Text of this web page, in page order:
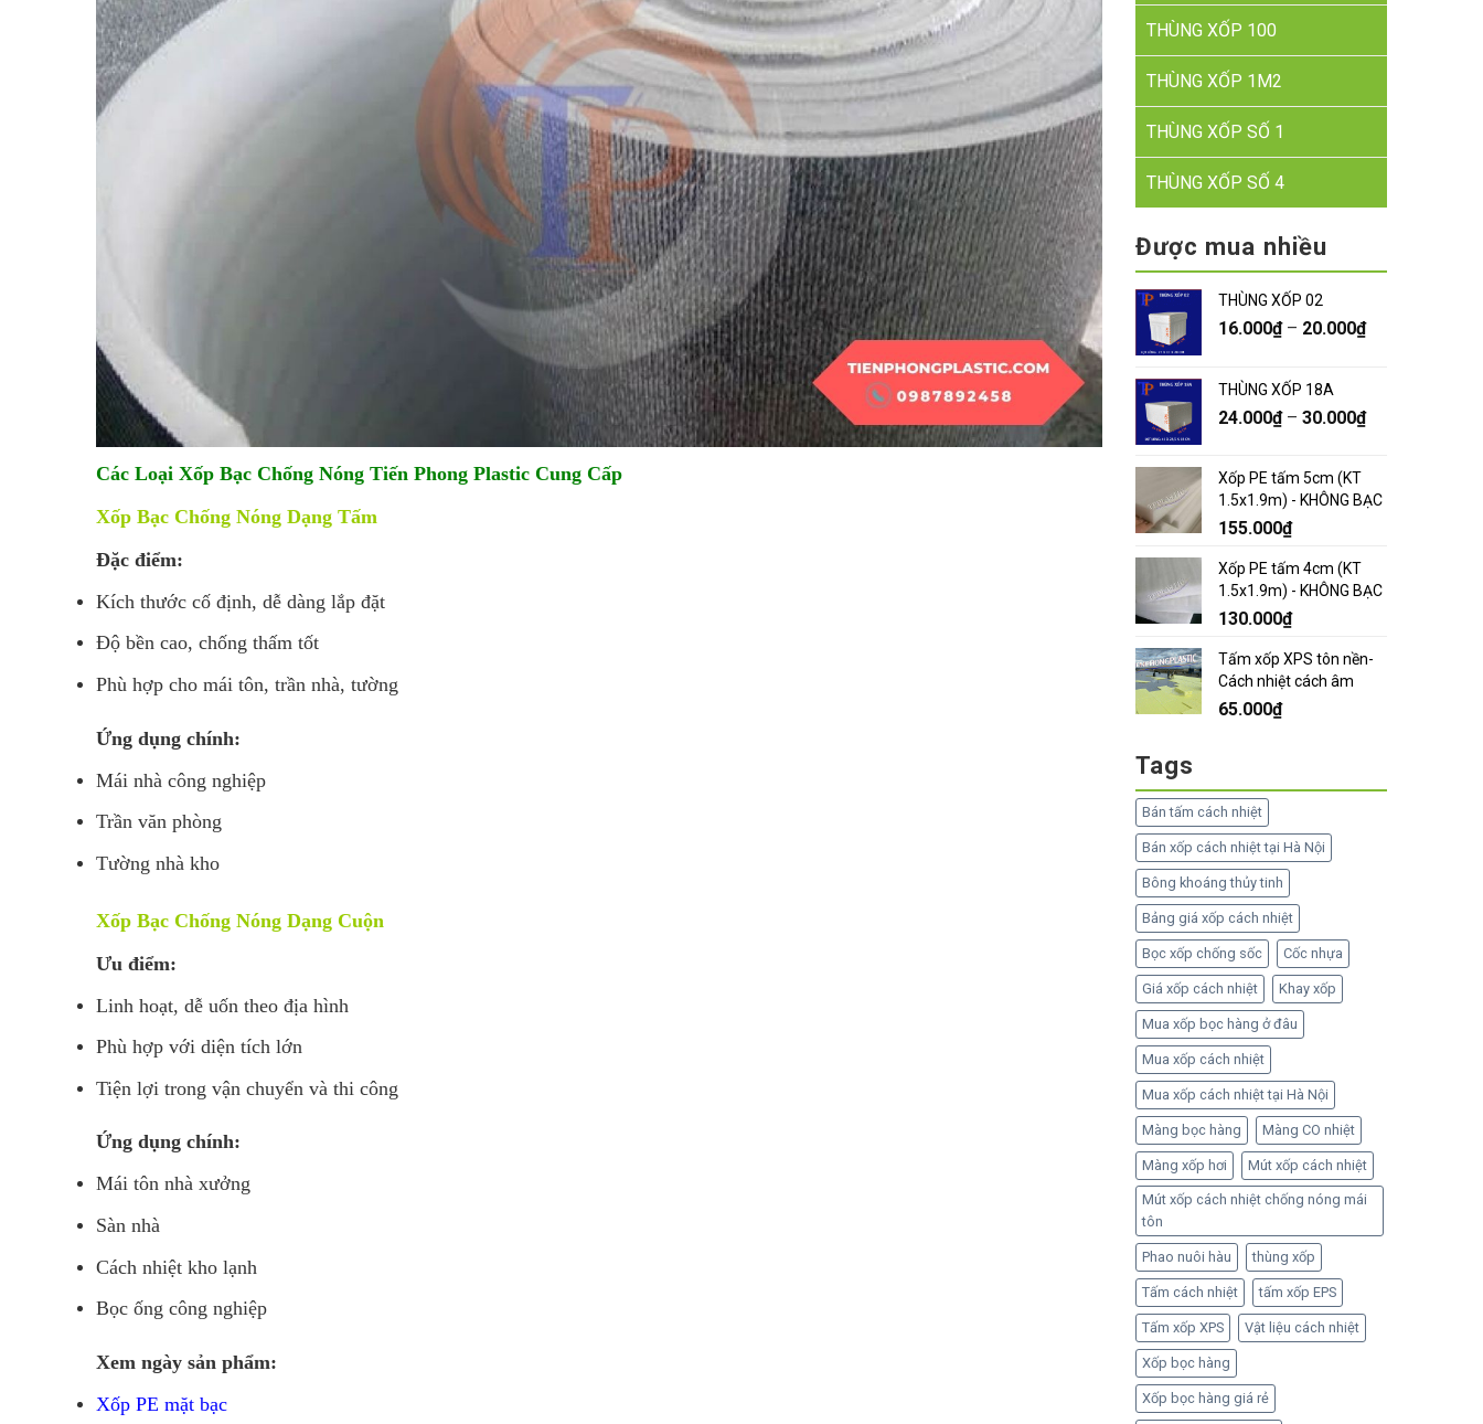
Các Loại Xốp Bạc Chống Nóng Tiến Phong Plastic Cung Cấp
Xốp Bạc Chống Nóng Dạng Tấm
Đặc điểm:
Kích thước cố định, dễ dàng lắp đặt
Độ bền cao, chống thấm tốt
Phù hợp cho mái tôn, trần nhà, tường
Ứng dụng chính:
Mái nhà công nghiệp
Trần văn phòng
Tường nhà kho
Xốp Bạc Chống Nóng Dạng Cuộn
Ưu điểm:
Linh hoạt, dễ uốn theo địa hình
Phù hợp với diện tích lớn
Tiện lợi trong vận chuyển và thi công
Ứng dụng chính:
Mái tôn nhà xưởng
Sàn nhà
Cách nhiệt kho lạnh
Bọc ống công nghiệp
Xem ngày sản phẩm:
Xốp PE mặt bạc
THÙNG XỐP 100
THÙNG XỐP 1M2
THÙNG XỐP SỐ 1
THÙNG XỐP SỐ 4
Được mua nhiều
THÙNG XỐP 02
16.000₫– 20.000₫
THÙNG XỐP 18A
24.000₫– 30.000₫
Xốp PE tấm 5cm (KT
1.5x1.9m) - KHÔNG BẠC
155.000₫
Xốp PE tấm 4cm (KT
1.5x1.9m) - KHÔNG BẠC
130.000₫
Tấm xốp XPS tôn nền-
Cách nhiệt cách âm
65.000₫
Tags
Bán tấm cách nhiệt
Bán xốp cách nhiệt tại Hà Nội
Bông khoáng thủy tinh
Bảng giá xốp cách nhiệt
Bọc xốp chống sốc Cốc nhựa
Giá xốp cách nhiệt Khay xốp
Mua xốp bọc hàng ở đâu
Mua xốp cách nhiệt
Mua xốp cách nhiệt tại Hà Nội
Màng bọc hàng Màng CO nhiệt
Màng xốp hơi Mút xốp cách nhiệt
Mút xốp cách nhiệt chống nóng mái
tôn
Phao nuôi hàu thùng xốp
Tấm cách nhiệt tấm xốp EPS
Tấm xốp XPS Vật liệu cách nhiệt
Xốp bọc hàng
Xốp bọc hàng giá rẻ